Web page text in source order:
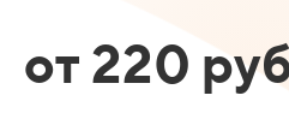
от 220